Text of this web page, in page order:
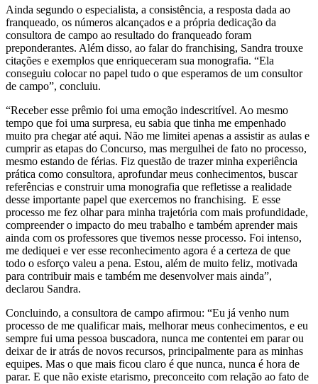
Ainda segundo o especialista, a consistência, a resposta dada ao
franqueado, os números alcançados e a própria dedicação da
consultora de campo ao resultado do franqueado foram
preponderantes. Além disso, ao falar do franchising, Sandra trouxe
citações e exemplos que enriqueceram sua monografia. “Ela
conseguiu colocar no papel tudo o que esperamos de um consultor
de campo”, concluiu.
“Receber esse prêmio foi uma emoção indescritível. Ao mesmo
tempo que foi uma surpresa, eu sabia que tinha me empenhado
muito pra chegar até aqui. Não me limitei apenas a assistir as aulas e
cumprir as etapas do Concurso, mas mergulhei de fato no processo,
mesmo estando de férias. Fiz questão de trazer minha experiência
prática como consultora, aprofundar meus conhecimentos, buscar
referências e construir uma monografia que refletisse a realidade
desse importante papel que exercemos no franchising. E esse
processo me fez olhar para minha trajetória com mais profundidade,
compreender o impacto do meu trabalho e também aprender mais
ainda com os professores que tivemos nesse processo. Foi intenso,
me dediquei e ver esse reconhecimento agora é a certeza de que
todo o esforço valeu a pena. Estou, além de muito feliz, motivada
para contribuir mais e também me desenvolver mais ainda”,
declarou Sandra.
Concluindo, a consultora de campo afirmou: “Eu já venho num
processo de me qualificar mais, melhorar meus conhecimentos, e eu
sempre fui uma pessoa buscadora, nunca me contentei em parar ou
deixar de ir atrás de novos recursos, principalmente para as minhas
equipes. Mas o que mais ficou claro é que nunca, nunca é hora de
parar. E que não existe etarismo, preconceito com relação ao fato de